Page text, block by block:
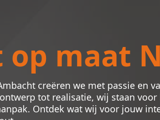
op maat
creëren we met passie en
tot realisatie, wij staan
Ontdek wat wij voor jouw